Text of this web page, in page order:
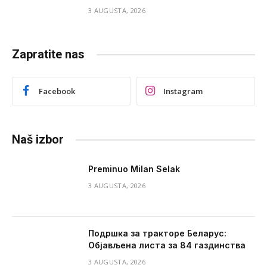
3 AUGUSTA, 2026
Zapratite nas
Facebook Instagram
Naš izbor
Preminuo Milan Selak
3 AUGUSTA, 2026
Подршка за тракторе Беларус:
Објављена листа за 84 газдинства
3 AUGUSTA, 2026